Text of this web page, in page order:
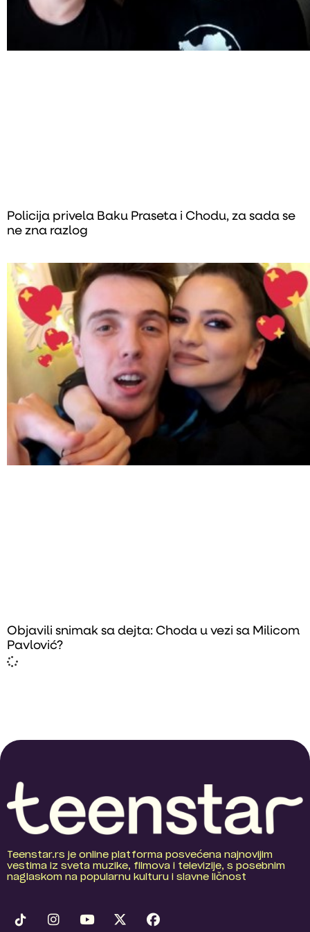
Policija privela Baku Praseta i Chodu, za sada se
ne zna razlog
Objavili snimak sa dejta: Choda u vezi sa Milicom
Pavlović?
Teenstar.rs je online platforma posvećena najnovijim
vestima iz sveta muzike, filmova i televizije, s posebnim
naglaskom na popularnu kulturu i slavne ličnost